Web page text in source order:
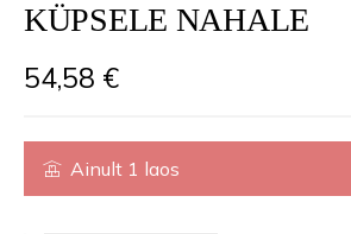
KÜPSELE NAHALE
54,58 €
Ainult 1 laos